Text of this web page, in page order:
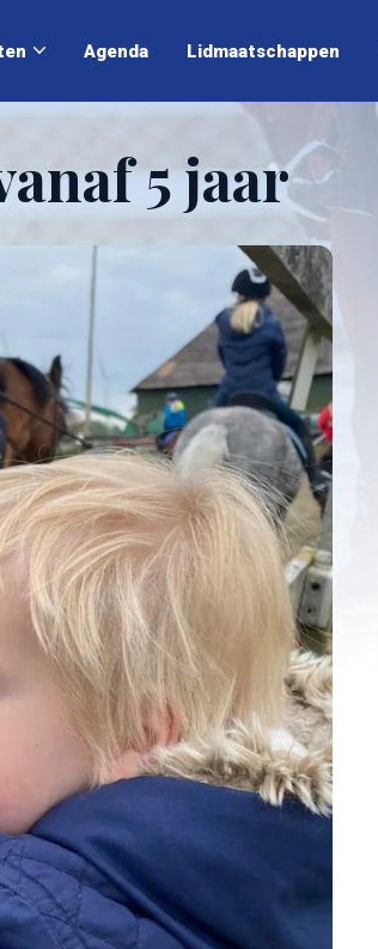
Agenda Lidmaatschappen
5 jaar